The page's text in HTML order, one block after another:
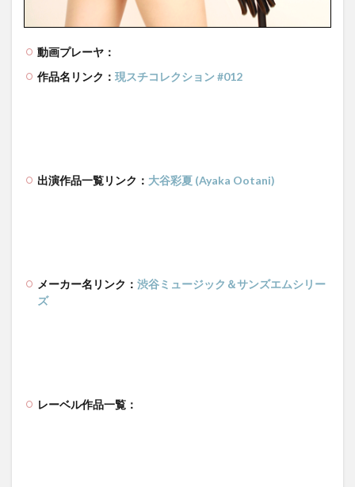
動画プレーヤ：
作品名リンク： 現スチコレクション #012
出演作品一覧リンク： 大谷彩夏 (Ayaka Ootani)
メーカー名リンク： 渋谷ミュージック＆サンズエムシリー
ズ
レーベル作品一覧：